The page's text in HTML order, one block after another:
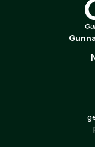
Snap-Lok lås
Strukturerad
Märketikett för
Jag godkänner